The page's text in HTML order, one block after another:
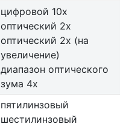
цифровой 10x
оптический 2x
оптический 2x (на
увеличение)
диапазон оптического
зума 4x
пятилинзовый
шестилинзовый